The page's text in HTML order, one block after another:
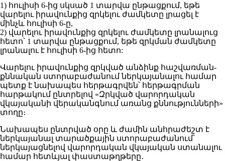
1) հուլիսի 6-ից սկսած 1 տարվա ընթացքում, եթե
վարելու իրավունքից զրկելու ժամկետը լրացել է
մինչև հուլիսի 6-ը,
2) վարելու իրավունքից զրկելու ժամկետը լրանալուց
հետո՝ 1 տարվա ընթացքում, եթե զրկման ժամկետը
լրանալու է հուլիսի 6-ից հետո:
Վարելու իրավունքից զրկված անձինք հաշվառման-
քննական ստորաբաժանում ներկայանալու համար
պետք է նախապես հերթագրվեն՝ հերթագրման
հարթակում ընտրելով «Զրկված վարորդական
վկայականի վերականգնում առանց քննությունների»
տողը։
Նախապես ընտրված օրը և ժամին անհրաժեշտ է
ներկայանալ տարածքային ստորաբաժանում՝
ներկայացնելով վարորդական վկայական ստանալու
համար հետևյալ փաստաթղթերը․